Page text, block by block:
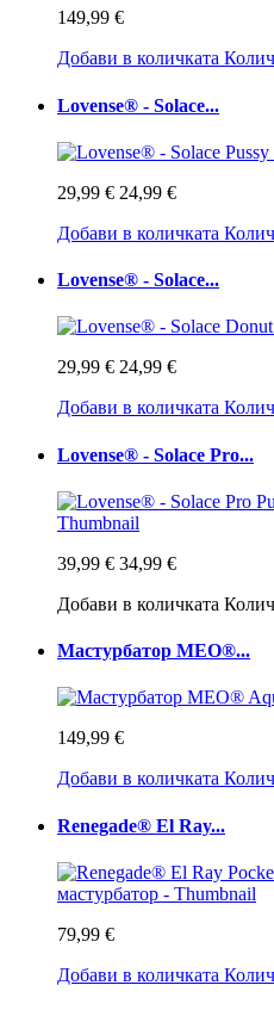
149,99 €
Добави в количката
Lovense® - Solace...
29,99 € 24,99 €
Добави в количката
Lovense® - Solace...
29,99 € 24,99 €
Добави в количката
Lovense® - Solace Pro...
39,99 € 34,99 €
Добави в количката
Мастурбатор MEO®...
149,99 €
Добави в количката
Renegade® El Ray...
79,99 €
Добави в количката